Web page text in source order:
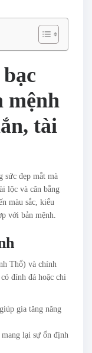
mệnh
tài
sức đẹp mắt mà
lộc và cân bằng
màu sắc, kiểu
với bản mệnh.
Thổ) và chính
đính đá hoặc chi
gia tăng năng
lại sự ổn định